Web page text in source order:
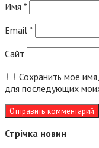
Имя *
Email *
Сайт
Сохранить моё
для последующих
Стрічка новин